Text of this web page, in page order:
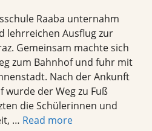
Raaba unternahm
lehrreichen Ausflug zur
Gemeinsam machte sich
zum Bahnhof und fuhr mit
Nach der Ankunft
wurde der Weg zu Fuß
die Schülerinnen und
… Read more